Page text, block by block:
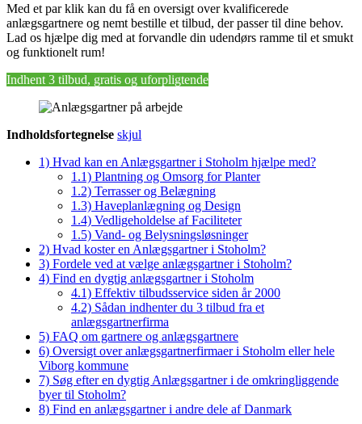
Med et par klik kan du få en oversigt over kvalificerede
anlægsgartnere og nemt bestille et tilbud, der passer til dine behov.
Lad os hjælpe dig med at forvandle din udendørs ramme til et smukt
og funktionelt rum!
Indhent 3 tilbud, gratis og uforpligtende
Indholdsfortegnelse skjul
1) Hvad kan en Anlægsgartner i Stoholm hjælpe med?
1.1) Plantning og Omsorg for Planter
1.2) Terrasser og Belægning
1.3) Haveplanlægning og Design
1.4) Vedligeholdelse af Faciliteter
1.5) Vand- og Belysningsløsninger
2) Hvad koster en Anlægsgartner i Stoholm?
3) Fordele ved at vælge anlægsgartner i Stoholm?
4) Find en dygtig anlægsgartner i Stoholm
4.1) Effektiv tilbudsservice siden år 2000
4.2) Sådan indhenter du 3 tilbud fra et
anlægsgartnerfirma
5) FAQ om gartnere og anlægsgartnere
6) Oversigt over anlægsgartnerfirmaer i Stoholm eller hele
Viborg kommune
7) Søg efter en dygtig Anlægsgartner i de omkringliggende
byer til Stoholm?
8) Find en anlægsgartner i andre dele af Danmark